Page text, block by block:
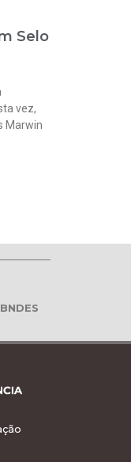
Selo
vez,
Marwin
BNDES